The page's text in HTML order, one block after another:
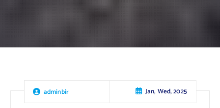
adminbir Jan, Wed, 2025